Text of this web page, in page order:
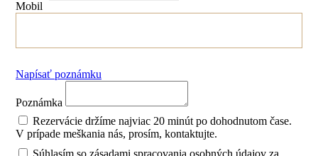
Mobil
Napísať poznámku
Poznámka
V prípade meškania nás, prosím, kontaktujte.